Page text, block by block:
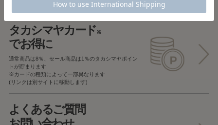
タカシマヤカード※
でお得に
通常商品は8％、セール商品は1％のタカシマヤポイン
トが貯まります
※カードの種類によって一部異なります
(リンクは別サイトに移動します)
よくあるご質問